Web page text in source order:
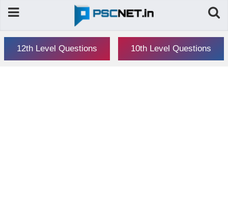
12th Level Questions 10th Level Questions